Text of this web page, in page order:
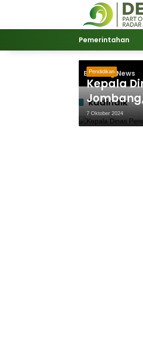
Pemerintahan
Breaking News
kadindik
Pendidikan
Kepala
7 Oktober 2024